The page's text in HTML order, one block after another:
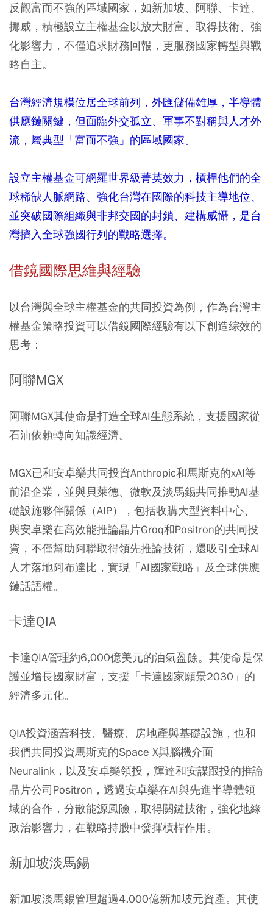
反觀富而不強的區域國家，如新加坡、阿聯、卡達、
挪威，積極設立主權基金以放大財富、取得技術、強
化影響力，不僅追求財務回報，更服務國家轉型與戰
略自主。
台灣經濟規模位居全球前列，外匯儲備雄厚，半導體
供應鏈關鍵，但面臨外交孤立、軍事不對稱與人才外
流，屬典型「富而不強」的區域國家。
設立主權基金可網羅世界級菁英效力，槓桿他們的全
球稀缺人脈網路、強化台灣在國際的科技主導地位、
並突破國際組織與非邦交國的封鎖、建構威懾，是台
灣擠入全球強國行列的戰略選擇。
借鏡國際思維與經驗
以台灣與全球主權基金的共同投資為例，作為台灣主
權基金策略投資可以借鏡國際經驗有以下創造綜效的
思考：
阿聯MGX
阿聯MGX其使命是打造全球AI生態系統，支援國家從
石油依賴轉向知識經濟。
MGX已和安卓樂共同投資Anthropic和馬斯克的xAI等
前沿企業，並與貝萊德、微軟及淡馬錫共同推動AI基
礎設施夥伴關係（AIP），包括收購大型資料中心、
與安卓樂在高效能推論晶片Groq和Positron的共同投
資，不僅幫助阿聯取得領先推論技術，還吸引全球AI
人才落地阿布達比，實現「AI國家戰略」及全球供應
鏈話語權。
卡達QIA
卡達QIA管理約6,000億美元的油氣盈餘。其使命是保
護並增長國家財富，支援「卡達國家願景2030」的
經濟多元化。
QIA投資涵蓋科技、醫療、房地產與基礎設施，也和
我們共同投資馬斯克的Space X與腦機介面
Neuralink，以及安卓樂領投，輝達和安謀跟投的推論
晶片公司Positron，透過安卓樂在AI與先進半導體領
域的合作，分散能源風險，取得關鍵技術，強化地緣
政治影響力，在戰略持股中發揮槓桿作用。
新加坡淡馬錫
新加坡淡馬錫管理超過4,000億新加坡元資產。其使